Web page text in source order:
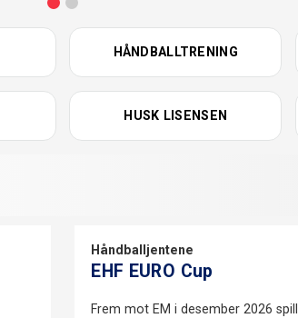
HÅNDBALLTRENING
HUSK LISENSEN
Håndballjentene
EHF EURO Cup
Frem mot EM i desember 2026